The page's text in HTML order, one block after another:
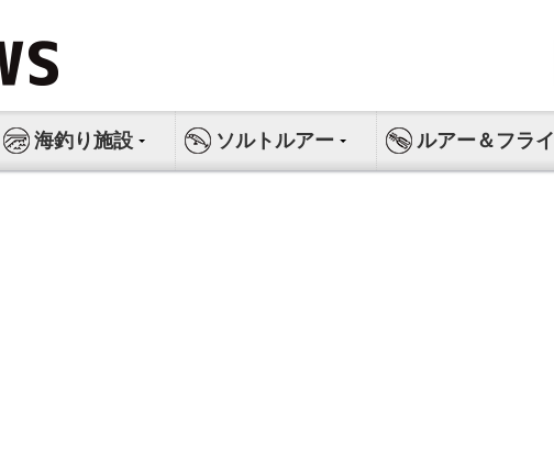
海釣り施設 ソルトルアー ルアー＆フライ